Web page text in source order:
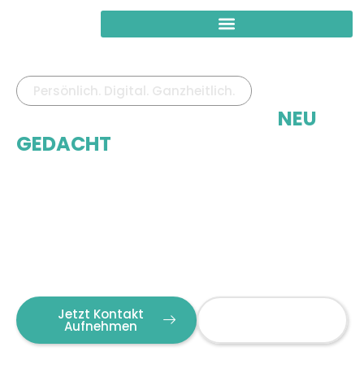
Persönlich. Digital. Ganzheitlich.​
NEU
GEDACHT
Jetzt Kontakt
Aufnehmen